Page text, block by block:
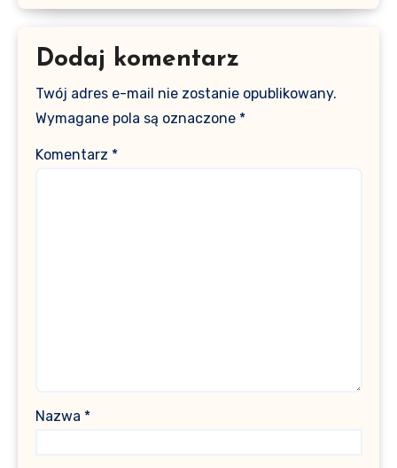
Dodaj komentarz
Twój adres e-mail nie zostanie opublikowany.
Wymagane pola są oznaczone *
Komentarz *
Nazwa *